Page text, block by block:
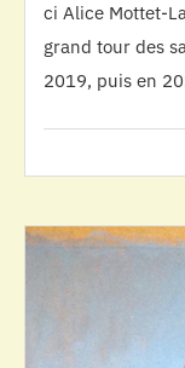
ci Alice Mottet-
grand tour des
2019, puis en